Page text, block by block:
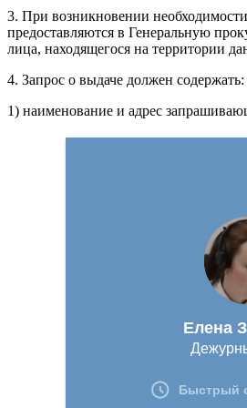
3. При возникновении
предоставляются в Генеральную
лица, находящегося на территории
4. Запрос о выдаче должен содержать:
1) наименование и адрес